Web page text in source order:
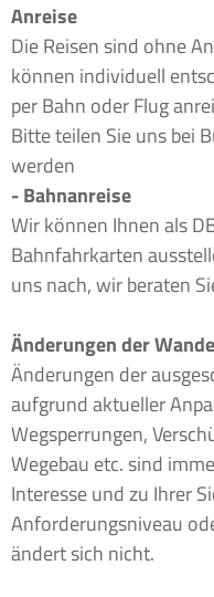
Anreise
Die Reisen sind ohne
können individuell
per Bahn oder Flug
Bitte teilen Sie uns bei
werden
- Bahnanreise
Wir können Ihnen als
Bahnfahrkarten
uns nach, wir beraten
Änderungen der
Änderungen der
aufgrund aktueller
Wegsperrungen,
Wegebau etc. sind
Interesse und zu Ihrer
Anforderungsniveau
ändert sich nicht.